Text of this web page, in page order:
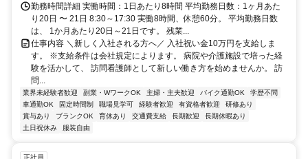
勤務時間詳細 実働時間：1日あたり8時間 平均勤務日数：1ヶ月あた
り20日 〜 21日 8:30～17:30 実働8時間、休憩60分。 平均勤務日数
は、 1か月あたり20日～21日です。 残業...
仕事内容 ＼新しく入社される方へ／ 入社祝い金10万円を支給しま
す。 ※支給条件は会社規定によります。 病院や介護施設で培った経
験を活かして、 訪問看護師として新しい働き方を始めませんか。 訪
問...
業界未経験者歓迎 副業・WワークOK 主婦・主夫歓迎 バイク通勤OK
学歴不問
車通勤OK
固定時間制 職場見学可 経験者歓迎 有資格者歓迎
研修あり
賞与あり
ブランクOK 育休あり 交通費支給 長期歓迎
長期休暇あり
土日祝休み
服装自由
正社員